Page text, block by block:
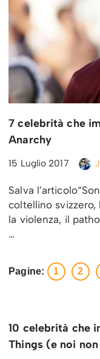
7 celebrità che
Anarchy
15 Luglio 2017
Salva
coltellino
la violenza, il
…
Pagine: 1 2
10 celebrità che
Things (e noi